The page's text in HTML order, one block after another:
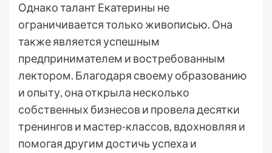
Однако талант Екатерины не
ограничивается только живописью. Она
также является успешным
предпринимателем и востребованным
лектором. Благодаря своему образованию
и опыту, она открыла несколько
собственных бизнесов и провела десятки
тренингов и мастер-классов, вдохновляя и
помогая другим достичь успеха и